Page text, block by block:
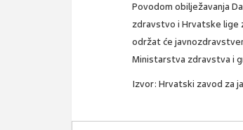
Povodom obilježavanja
zdravstvo i Hrvatske lige
održat će
Ministarstva zdravstva i
Izvor: Hrvatski zavod za